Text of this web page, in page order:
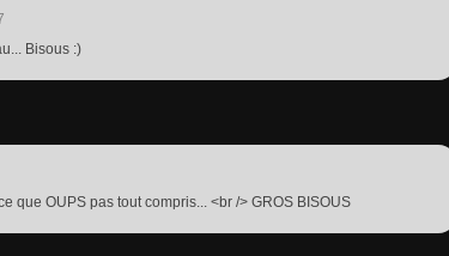
Bisous :)
que OUPS pas tout compris... <br /> GROS BISOUS